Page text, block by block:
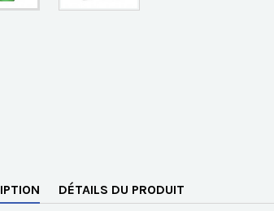
DÉTAILS DU PRODUIT